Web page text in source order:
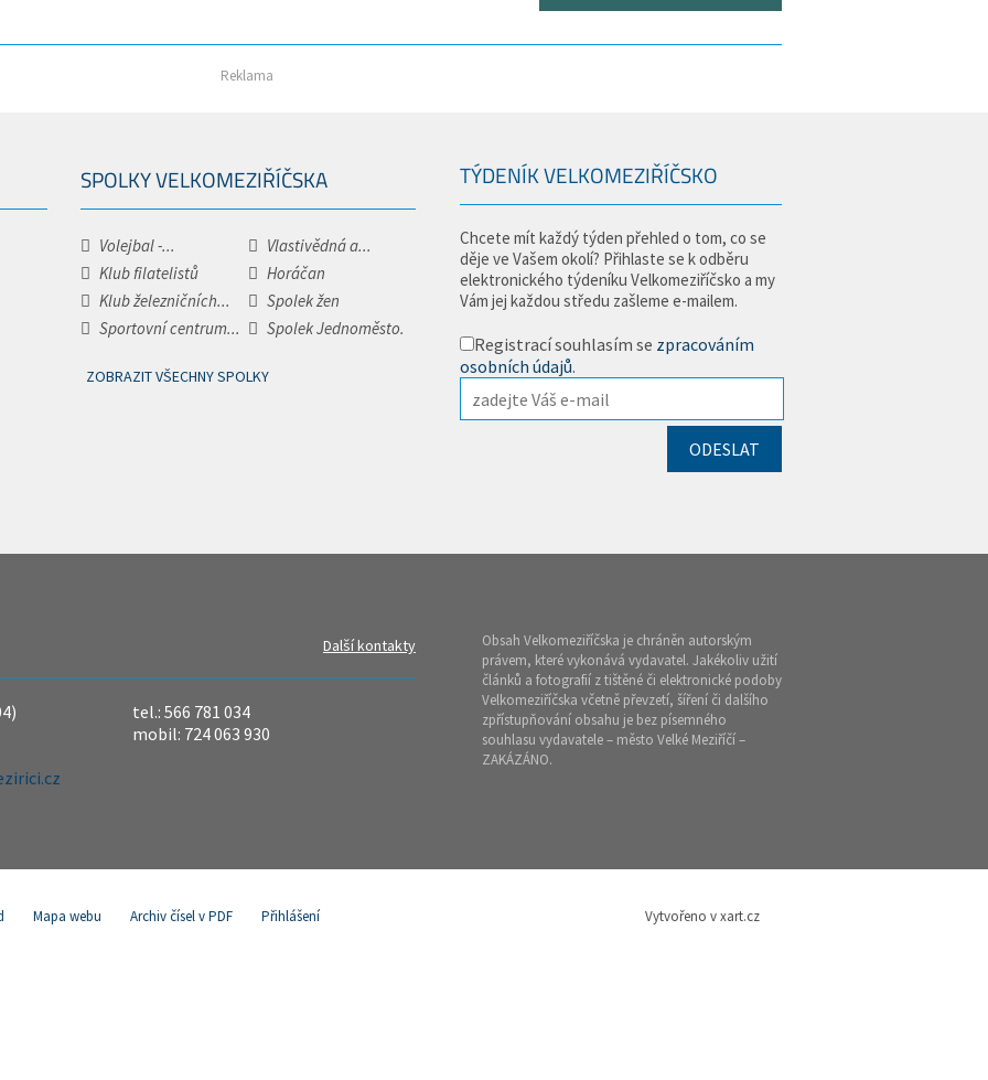
Reklama
SPOLKY VELKOMEZIŘÍČSKA
Volejbal -...
Vlastivědná a...
Klub filatelistů
Horáčan
Klub železničních...
Spolek žen
Sportovní centrum...
Spolek Jednoměsto.
ZOBRAZIT VŠECHNY SPOLKY
TÝDENÍK VELKOMEZIŘÍČSKO
Chcete mít každý týden přehled o tom, co se
děje ve Vašem okolí? Přihlaste se k odběru
elektronického týdeníku Velkomeziříčsko a my
Vám jej každou středu zašleme e-mailem.
Registrací souhlasím se zpracováním
osobních údajů.
Další kontakty
tel.: 566 781 034
mobil: 724 063 930
Obsah Velkomeziříčska je chráněn autorským
právem, které vykonává vydavatel. Jakékoliv užití
článků a fotografií z tištěné či elektronické podoby
Velkomeziříčska včetně převzetí, šíření či dalšího
zpřístupňování obsahu je bez písemného
souhlasu vydavatele – město Velké Meziříčí –
ZAKÁZÁNO.
Mapa webu Archiv čísel v PDF Přihlášení Vytvořeno v xart.cz